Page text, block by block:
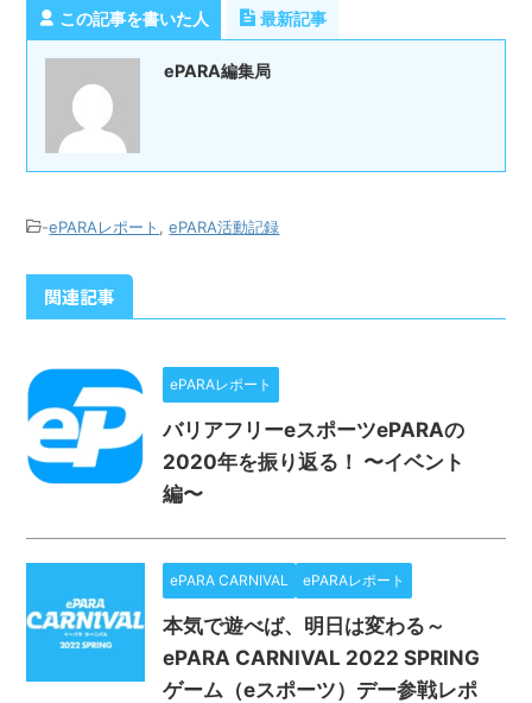
この記事を書いた人 最新記事
ePARA編集局
-ePARAレポート ,ePARA活動記録
関連記事
ePARAレポート
バリアフリーeスポーツePARAの
2020年を振り返る！ 〜イベント
編〜
ePARA CARNIVAL ePARAレポート
本気で遊べば、明日は変わる～
ePARA CARNIVAL 2022 SPRING
ゲーム（eスポーツ）デー参戦レポ